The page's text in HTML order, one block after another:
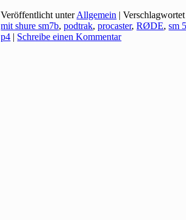
Veröffentlicht unter Allgemein |
mit shure sm7b,podtrak,procaster,RØDE,sm
p4 | Schreibe einen Kommentar